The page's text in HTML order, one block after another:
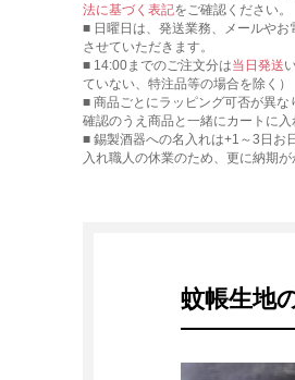
法に基づく表記をご確認ください。
■ 日曜日は、発送業務、メールや
させていただきます。
■ 14:00までのご注文分は当日発送
ていない、特注品等の場合を除く）
■ 商品ごとにラッピング可否が異
確認のうえ商品と一緒にカートに入
■ 錫製酒器への名入れは+1～3日お
入れ職人の休業のため、更に納期が
蚊帳生地